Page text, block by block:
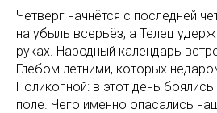
Четверг начнётся с последней
на убыль всерьёз, а Телец
руках. Народный календарь
Глебом летними, которых
Поликопной: в этот день
поле. Чего именно опасались